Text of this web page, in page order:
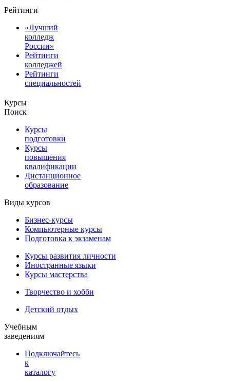
Рейтинги
«Лучший
колледж
России»
Рейтинги
колледжей
Рейтинги
специальностей
Курсы
Поиск
Курсы
подготовки
Курсы
повышения
квалификации
Дистанционное
образование
Виды курсов
Бизнес-курсы
Компьютерные курсы
Подготовка к экзаменам
Курсы развития личности
Иностранные языки
Курсы мастерства
Творчество и хобби
Детский отдых
Учебным
заведениям
Подключайтесь
к
каталогу